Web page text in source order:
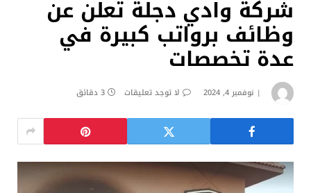
شركة وادي دجلة تعلن عن
وظائف برواتب كبيرة في
عدة تخصصات
نوفمبر 4, 2024 لا توجد تعليقات 3 دقائق